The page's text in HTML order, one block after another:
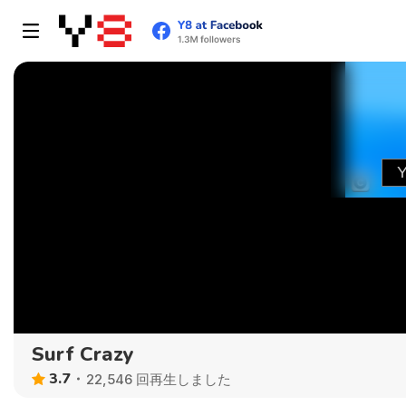
Surf Crazy
3.7 22,546 回再生しました